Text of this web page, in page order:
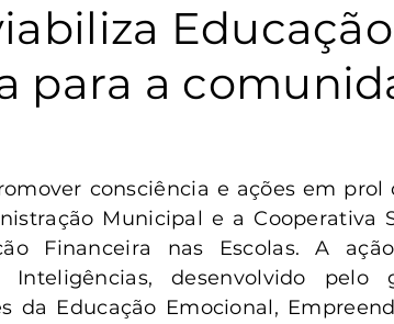
Educação
para a
consciência e ações em prol
Municipal e a Cooperativa
Financeira nas Escolas. A
Inteligências, desenvolvido pelo
da Educação Emocional,